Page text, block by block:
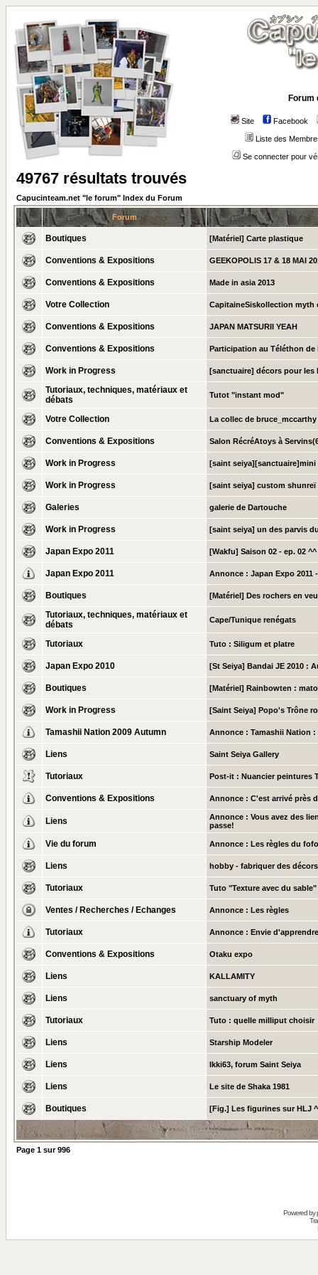
Forum
Site Facebook
Liste des
Se connecter pour
49767 résultats trouvés
Capucinteam.net "le forum" Index du Forum
Forum
Boutiques [Matériel] Carte plastique
Conventions & Expositions GEEKOPOLIS 17 & 18 MAI
Conventions & Expositions Made in asia 2013
Votre Collection CapitaineSiskollection myth
Conventions & Expositions JAPAN MATSURII YEAH
Conventions & Expositions Participation au Téléthon de
Work in Progress [sanctuaire] décors pour les
Tutoriaux, techniques, matériaux et
débats
Tutot "instant mod"
Votre Collection La collec de bruce_mccarthy
Conventions & Expositions Salon RécréAtoys à
Work in Progress [saint
Work in Progress [saint seiya] custom shunreï
Galeries galerie de Dartouche
Work in Progress [saint seiya] un des parvis
Japan Expo 2011 [Wakfu] Saison 02 - ep. 02 ^^
Japan Expo 2011 Annonce : Japan Expo 2011
Boutiques [Matériel] Des rochers en
Tutoriaux, techniques, matériaux et
débats
Cape/Tunique renégats
Tutoriaux Tuto : Siligum et platre
Japan Expo 2010 [St Seiya] Bandai JE 2010 :
Boutiques [Matériel] Rainbowten :
Work in Progress [Saint Seiya] Popo's Trône
Tamashii Nation 2009 Autumn Annonce : Tamashii Nation :
Liens Saint Seiya Gallery
Tutoriaux Post-it : Nuancier peintures
Conventions & Expositions Annonce : C'est arrivé près
Liens Annonce : Vous avez des
passe!
Vie du forum Annonce : Les règles du fofo
Liens hobby - fabriquer des décors
Tutoriaux Tuto "Texture avec du sable"
Ventes / Recherches / Echanges Annonce : Les règles
Tutoriaux Annonce : Envie
Conventions & Expositions Otaku expo
Liens KALLAMITY
Liens sanctuary of myth
Tutoriaux Tuto : quelle milliput choisir
Liens Starship Modeler
Liens Ikki63, forum Saint Seiya
Liens Le site de Shaka 1981
Boutiques [Fig.] Les figurines sur HLJ
Page 1 sur996
Powered by